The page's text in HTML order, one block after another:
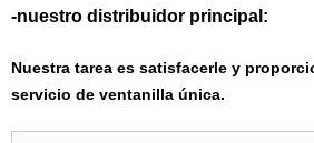
-nuestro distribuidor principal:
Nuestra tarea es satisfacerle y
servicio de ventanilla única.